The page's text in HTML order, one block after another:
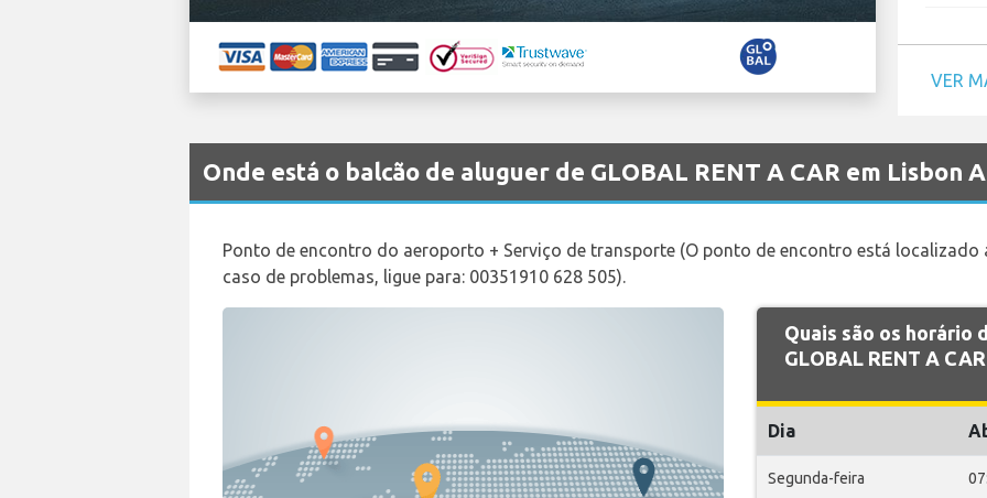
VER
Onde está o balcão de aluguer de GLOBAL RENT A CAR em Lisbon
Ponto de encontro do aeroporto + Serviço de transporte (O ponto de encontro está
caso de problemas, ligue para: 00351910 628 505).
Quais são os horário
GLOBAL RENT A
Dia
Segunda-feira